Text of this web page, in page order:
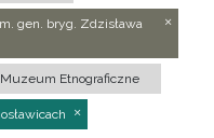
gen. bryg. Zdzisława
Muzeum Etnograficzne